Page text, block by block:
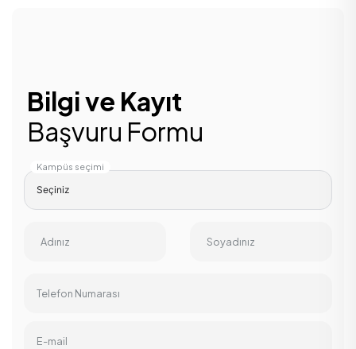
Bilgi ve Kayıt
Başvuru Formu
Kampüs seçimi
Adınız Soyadınız
Telefon Numarası
E-mail